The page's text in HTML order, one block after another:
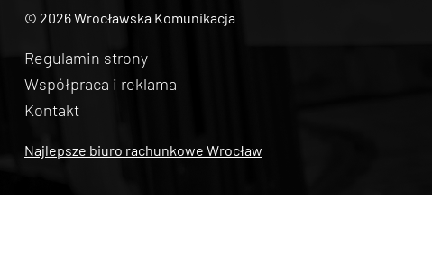
© 2026 Wrocławska Komunikacja
Regulamin strony
Współpraca i reklama
Kontakt
Najlepsze biuro rachunkowe Wrocław